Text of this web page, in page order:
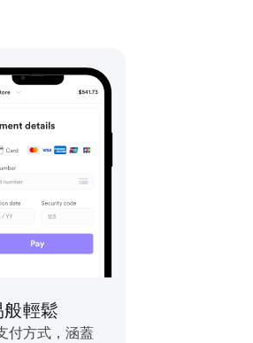
輕鬆
付方式，涵蓋